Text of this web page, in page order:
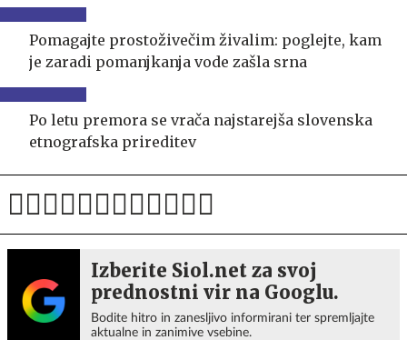
Pomagajte prostoživečim živalim: poglejte, kam
je zaradi pomanjkanja vode zašla srna
Po letu premora se vrača najstarejša slovenska
etnografska prireditev
Izberite Siol.net za svoj
prednostni vir na Googlu.
Bodite hitro in zanesljivo informirani ter spremljajte
aktualne in zanimive vsebine.